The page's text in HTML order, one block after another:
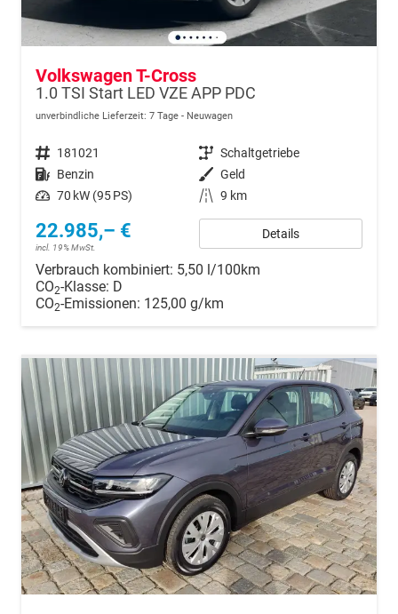
Volkswagen T-Cross
1.0 TSI Start LED VZE APP PDC
unverbindliche Lieferzeit: 7 Tage Neuwagen
Fahrzeugnr. 181021 Getriebe Schaltgetriebe
Kraftstoff Benzin Außenfarbe Geld
Leistung 70 kW (95 PS) Kilometerstand 9 km
22.985,– €
incl. 19% MwSt.
Details
Verbrauch kombiniert: 5,50 l/100km
CO2-Klasse: D
CO2-Emissionen: 125,00 g/km